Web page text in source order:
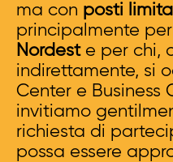
ma con posti
principalmente
Nordeste per chi,
indirettamente, si
Center e Business
invitiamo
richiesta di
possa essere